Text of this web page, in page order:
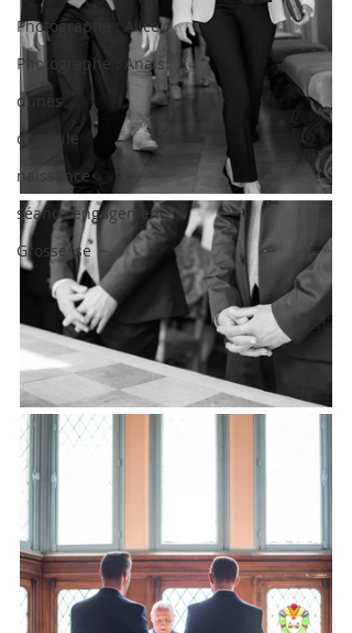
Photographe : Alice
Photographe : Anais
dunes
domicile
naissance
séance engagement
Grossesse